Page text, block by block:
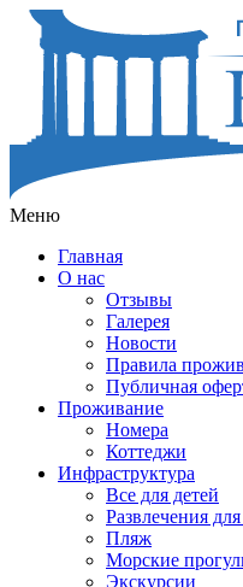
Меню
Главная
О нас
Отзывы
Галерея
Новости
Правила
Публичная
Проживание
Номера
Коттеджи
Инфраструктура
Все для детей
Развлечения
Пляж
Морские
Экскурсии